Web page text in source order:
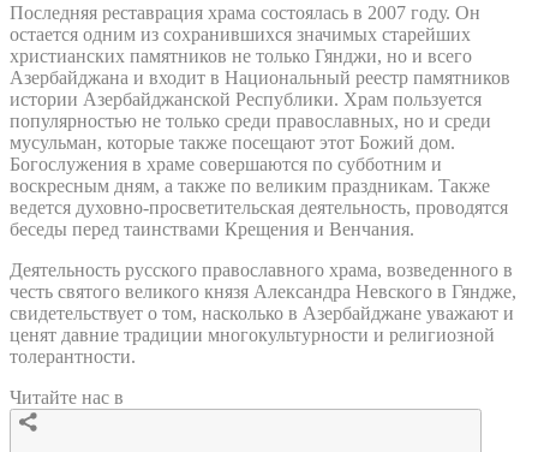
Последняя реставрация храма состоялась в 2007 году. Он
остается одним из сохранившихся значимых старейших
христианских памятников не только Гянджи, но и всего
Азербайджана и входит в Национальный реестр памятников
истории Азербайджанской Республики. Храм пользуется
популярностью не только среди православных, но и среди
мусульман, которые также посещают этот Божий дом.
Богослужения в храме совершаются по субботним и
воскресным дням, а также по великим праздникам. Также
ведется духовно-просветительская деятельность, проводятся
беседы перед таинствами Крещения и Венчания.
Деятельность русского православного храма, возведенного в
честь святого великого князя Александра Невского в Гяндже,
свидетельствует о том, насколько в Азербайджане уважают и
ценят давние традиции многокультурности и религиозной
толерантности.
Читайте нас в